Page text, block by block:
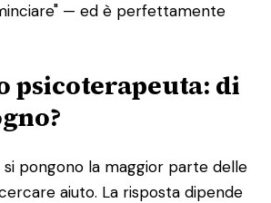
— ed è perfettamente
psicoterapeuta: di
si pongono la maggior parte delle
aiuto. La risposta dipende